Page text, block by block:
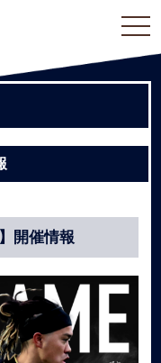
開催情報